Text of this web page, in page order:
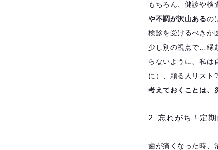
もちろん、健診や検
や不調が沢山あるの
検診を受けるべきか
少し別の視点で…縁
らないように、私は
に）、頼る人リスト
考えておくことは、
2. 忘れがち！定
歯が痛くなった時、